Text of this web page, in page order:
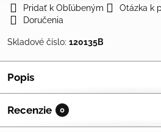
Pridať k Obľúbeným Otázka k
Doručenia
Skladové číslo: 120135B
Popis
Recenzie 0